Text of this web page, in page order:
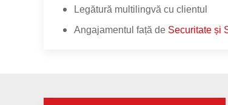
Legătură multilingvă cu clientul
Angajamentul față de Securitate și